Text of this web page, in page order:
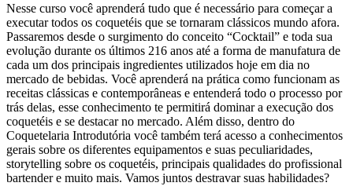
Nesse curso você aprenderá tudo que é necessário para começar a
executar todos os coquetéis que se tornaram clássicos mundo afora.
Passaremos desde o surgimento do conceito “Cocktail” e toda sua
evolução durante os últimos 216 anos até a forma de manufatura de
cada um dos principais ingredientes utilizados hoje em dia no
mercado de bebidas. Você aprenderá na prática como funcionam as
receitas clássicas e contemporâneas e entenderá todo o processo por
trás delas, esse conhecimento te permitirá dominar a execução dos
coquetéis e se destacar no mercado. Além disso, dentro do
Coquetelaria Introdutória você também terá acesso a conhecimentos
gerais sobre os diferentes equipamentos e suas peculiaridades,
storytelling sobre os coquetéis, principais qualidades do profissional
bartender e muito mais. Vamos juntos destravar suas habilidades?